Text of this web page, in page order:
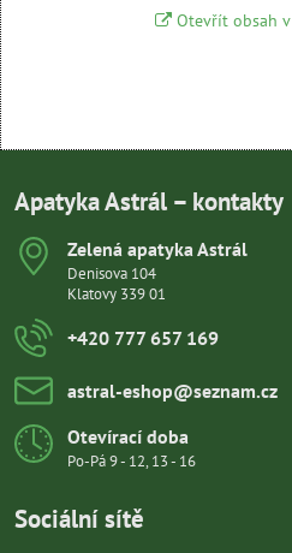
Otevřít obsah v
Apatyka Astrál – kontakty
Zelená apatyka Astrál
Denisova 104
Klatovy 339 01
+420 777 657 169
astral-eshop​@seznam​.cz
Otevírací doba
Po-Pá 9 - 12, 13 - 16
Sociální sítě